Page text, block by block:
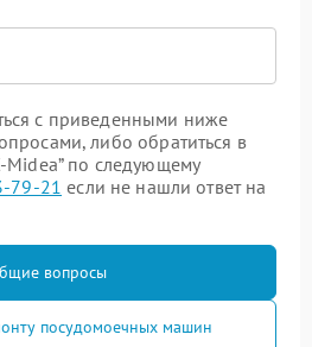
с приведенными ниже
либо обратиться в
Midea” по следующему
79-21 если не нашли ответ на
вопросы
посудомоечных машин